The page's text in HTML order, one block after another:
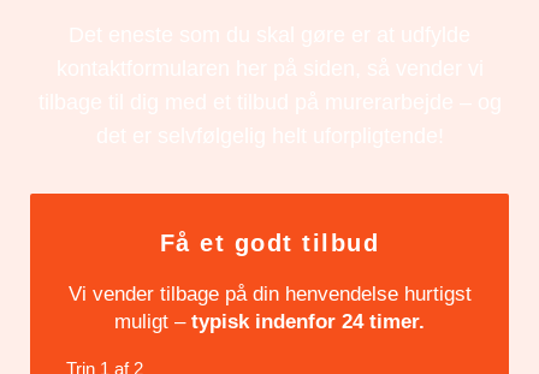
Få et godt tilbud
Vi vender tilbage på din henvendelse hurtigst
muligt – typisk indenfor 24 timer.
Trin 1 af 2